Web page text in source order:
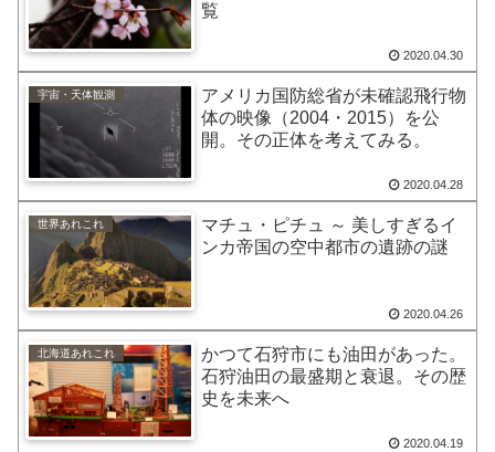
覧
2020.04.30
宇宙・天体観測
アメリカ国防総省が未確認飛行物
体の映像（2004・2015）を公
開。その正体を考えてみる。
2020.04.28
世界あれこれ
マチュ・ピチュ ～ 美しすぎるイ
ンカ帝国の空中都市の遺跡の謎
2020.04.26
北海道あれこれ
かつて石狩市にも油田があった。
石狩油田の最盛期と衰退。その歴
史を未来へ
2020.04.19